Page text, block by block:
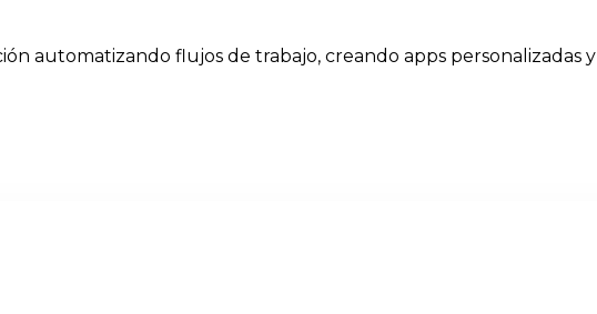
automatizando flujos de trabajo, creando apps personalizadas y